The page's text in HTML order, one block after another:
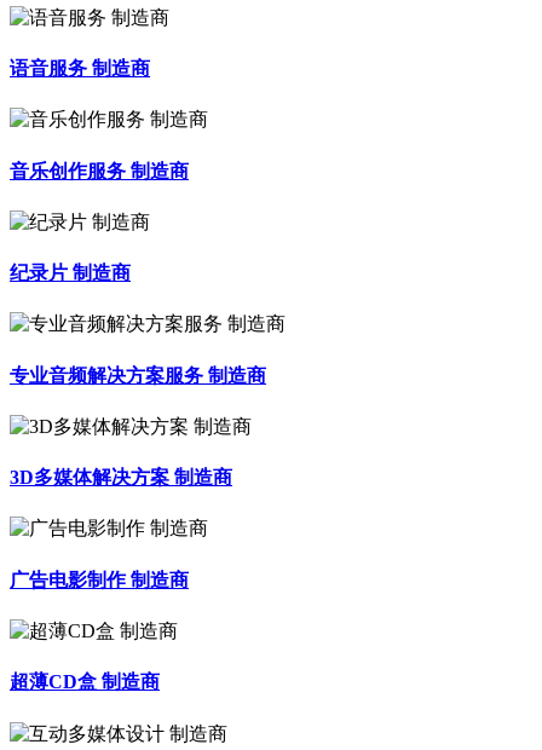
语音服务 制造商
音乐创作服务 制造商
纪录片 制造商
专业音频解决方案服务 制造商
3D多媒体解决方案 制造商
广告电影制作 制造商
超薄CD盒 制造商